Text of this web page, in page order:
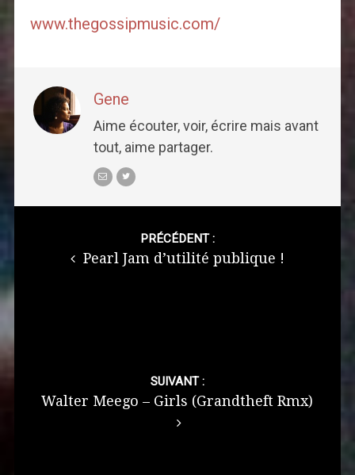
www.thegossipmusic.com/
Gene
Aime écouter, voir, écrire mais avant
tout, aime partager.
PRÉCÉDENT :
Pearl Jam d’utilité publique !
SUIVANT :
Walter Meego – Girls (Grandtheft Rmx)